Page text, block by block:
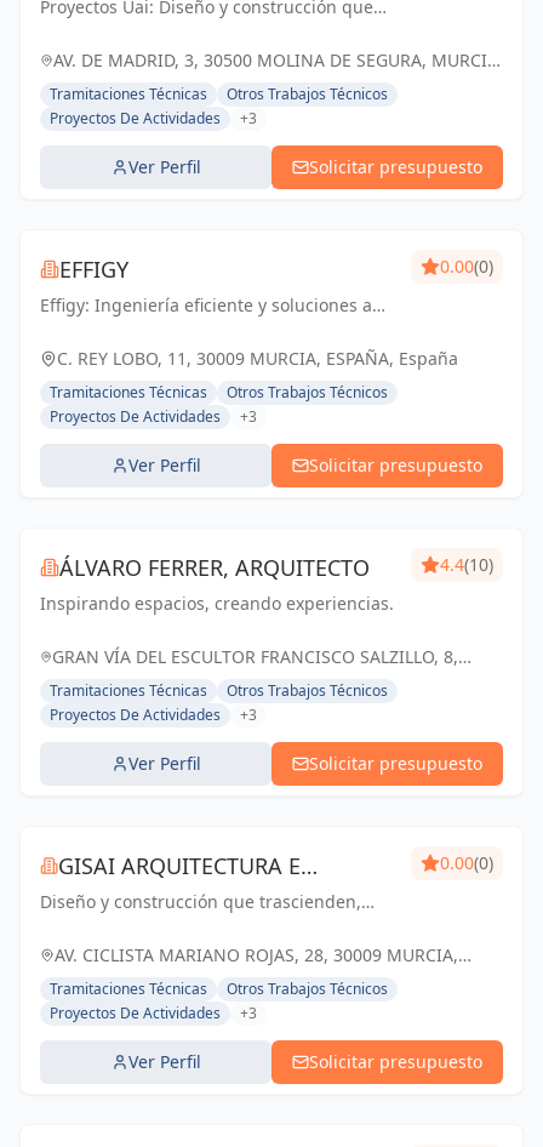
Proyectos Uai: Diseño y construcción que
AV. DE MADRID, 3, 30500 MOLINA DE SEGURA, MURCIA,
ESPAÑA, España
Tramitaciones Técnicas
Otros Trabajos Técnicos
Proyectos De Actividades
+3
Ver Perfil Solicitar presupuesto
EFFIGY
Effigy: Ingeniería eficiente y soluciones a
Murcia.
0.00(0)
C. REY LOBO, 11, 30009 MURCIA, ESPAÑA, España
Tramitaciones Técnicas
Otros Trabajos Técnicos
Proyectos De Actividades
+3
Ver Perfil Solicitar presupuesto
ÁLVARO FERRER, ARQUITECTO
Inspirando espacios, creando experiencias.
4.4(10)
GRAN VÍA DEL ESCULTOR FRANCISCO SALZILLO, 8,
MURCIA, ESPAÑA, España
Tramitaciones Técnicas
Otros Trabajos Técnicos
Proyectos De Actividades
+3
Ver Perfil Solicitar presupuesto
GISAI ARQUITECTURA E
INGENIERIA
Diseño y construcción que trascienden,
0.00(0)
AV. CICLISTA MARIANO ROJAS, 28, 30009 MURCIA,
ESPAÑA, España
Tramitaciones Técnicas
Otros Trabajos Técnicos
Proyectos De Actividades
+3
Ver Perfil Solicitar presupuesto